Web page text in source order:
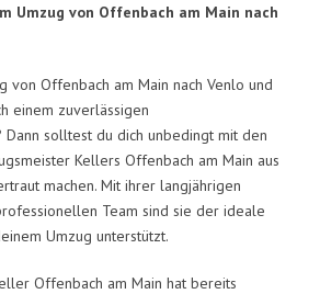
Umzug von Offenbach am Main nach
von Offenbach am Main nach Venlo und
einem zuverlässigen
Dann solltest du dich unbedingt mit den
Kellers Offenbach am Main aus
machen. Mit ihrer langjährigen
Team sind sie der ideale
Umzug unterstützt.
Offenbach am Main hat bereits